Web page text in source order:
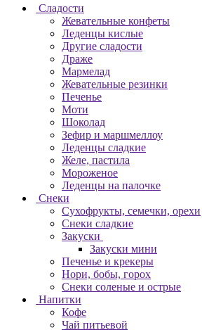
Сладости
Жевательные конфеты
Леденцы кислые
Другие сладости
Драже
Мармелад
Жевательные резинки
Печенье
Моти
Шоколад
Зефир и маршмеллоу
Леденцы сладкие
Желе, пастила
Мороженое
Леденцы на палочке
Снеки
Сухофрукты, семечки, орехи
Снеки сладкие
Закуски
Закуски мини
Печенье и крекеры
Нори, бобы, горох
Снеки соленые и острые
Напитки
Кофе
Чай питьевой